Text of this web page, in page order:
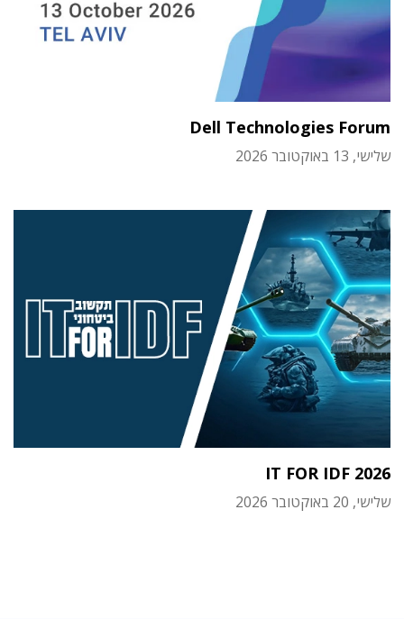
Dell Technologies Forum
שלישי, 13 באוקטובר 2026
IT FOR IDF 2026
שלישי, 20 באוקטובר 2026